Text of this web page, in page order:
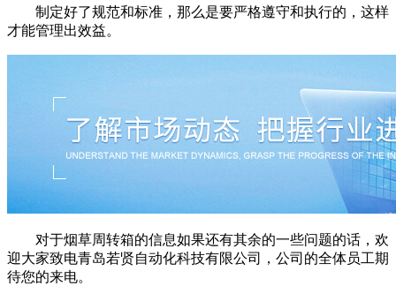
制定好了规范和标准，那么是要严格遵守和执行的，这样
才能管理出效益。
对于烟草周转箱的信息如果还有其余的一些问题的话，欢
迎大家致电青岛若贤自动化科技有限公司，公司的全体员工期
待您的来电。